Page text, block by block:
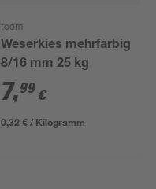
toom
Weserkies mehrfarbig
8/16 mm 25 kg
7,99 €
0,32 € / Kilogramm